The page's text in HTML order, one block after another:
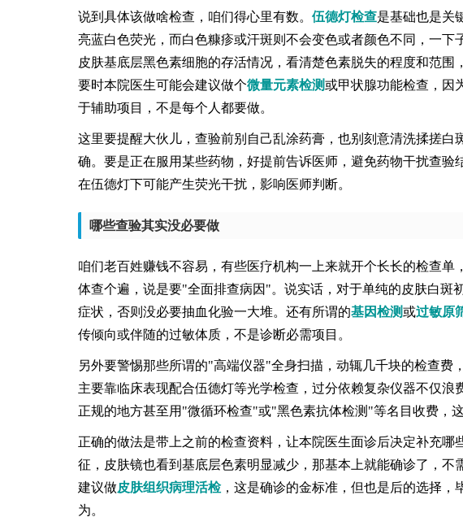
说到具体该做啥检查，咱们得心里有数。 伍德灯检查是基础也是关
亮蓝白色荧光，而白色糠疹或汗斑则不会变色或者颜色不同，一下
皮肤基底层黑色素细胞的存活情况，看清楚色素脱失的程度和范
要时本院医生可能会建议做个微量元素检测或甲状腺功能检查，因
于辅助项目，不是每个人都要做。
这里要提醒大伙儿，查验前别自己乱涂药膏，也别刻意清洗揉搓
确。要是正在服用某些药物，好提前告诉医师，避免药物干扰查
在伍德灯下可能产生荧光干扰，影响医师判断。
哪些查验其实没必要做
咱们老百姓赚钱不容易，有些医疗机构一上来就开个长长的检查
体查个遍，说是要"全面排查病因"。说实话，对于单纯的皮肤白斑
症状，否则没必要抽血化验一大堆。还有所谓的基因检测或过敏原
传倾向或伴随的过敏体质，不是诊断必需项目。
另外要警惕那些所谓的"高端仪器"全身扫描，动辄几千块的检查费
主要靠临床表现配合伍德灯等光学检查，过分依赖复杂仪器不仅
正规的地方甚至用"微循环检查"或"黑色素抗体检测"等名目收费，
正确的做法是带上之前的检查资料，让本院医生面诊后决定补充
征，皮肤镜也看到基底层色素明显减少，那基本上就能确诊了，
建议做皮肤组织病理活检，这是确诊的金标准，但也是后的选择，
为。